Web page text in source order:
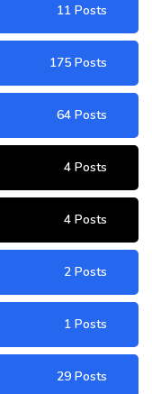
11 Posts
175 Posts
64 Posts
4 Posts
4 Posts
2 Posts
1 Posts
29 Posts